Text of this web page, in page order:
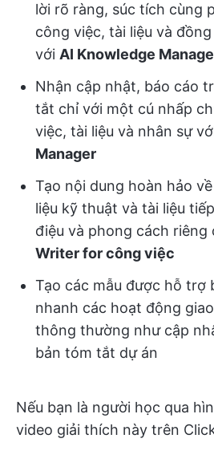
lời rõ ràng, súc tích cùng
công việc, tài liệu và
với AI Knowledge
Nhận cập nhật, báo cáo
tắt chỉ với một cú nhấp
việc, tài liệu và nhân sự
Manager
Tạo nội dung hoàn hảo
liệu kỹ thuật và tài liệu
điệu và phong cách riêng
Writer for công việc
Tạo các mẫu được hỗ trợ
nhanh các hoạt động
thông thường như cập
bản tóm tắt dự án
Nếu bạn là người học qua
video giải thích này trên